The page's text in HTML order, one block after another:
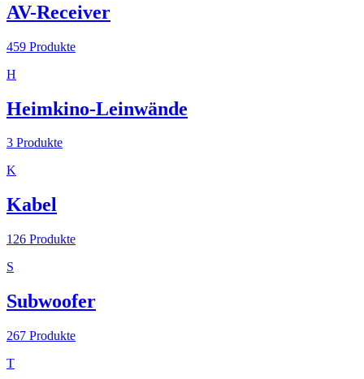
AV-Receiver
459 Produkte
H
Heimkino-Leinwände
3 Produkte
K
Kabel
126 Produkte
S
Subwoofer
267 Produkte
T